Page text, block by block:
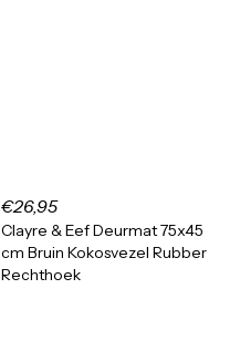
€26,95
Clayre & Eef Deurmat 75x45
cm Bruin Kokosvezel Rubber
Rechthoek